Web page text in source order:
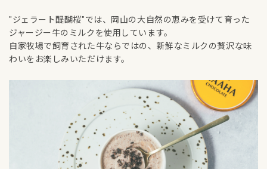
"ジェラート醍醐桜"では、岡山の大自然の恵みを受けて育った
ジャージー牛のミルクを使用しています。
自家牧場で飼育された牛ならではの、新鮮なミルクの贅沢な味
わいをお楽しみいただけます。